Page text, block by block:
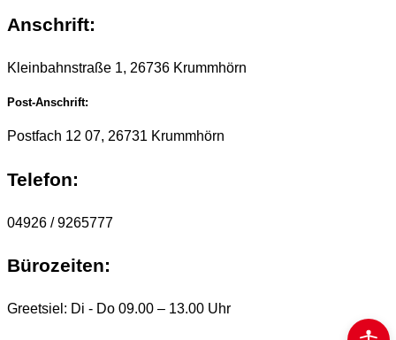
Anschrift:
Kleinbahnstraße 1, 26736 Krummhörn
Post-Anschrift:
Postfach 12 07, 26731 Krummhörn
Telefon:
04926 / 9265777
Bürozeiten:
Greetsiel: Di - Do 09.00 – 13.00 Uhr